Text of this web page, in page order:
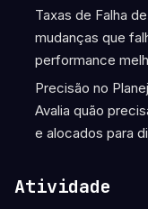
Taxas de Falha
mudanças que
performance
Precisão no
Avalia quão
e alocados para
Atividade